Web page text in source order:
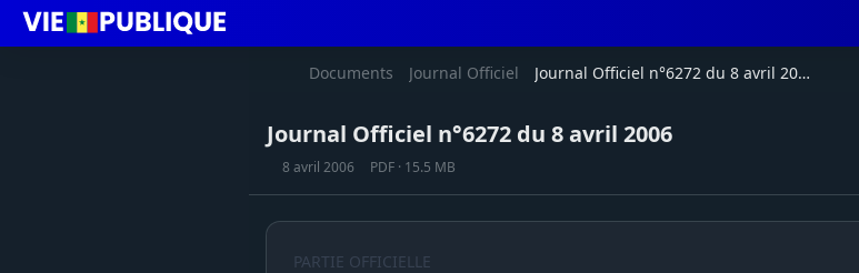
Documents Journal Officiel Journal Officiel n°6272 du 8 avril 2006
Journal Officiel n°6272 du 8 avril 2006
8 avril 2006 PDF · 15.5 MB
PARTIE OFFICIELLE